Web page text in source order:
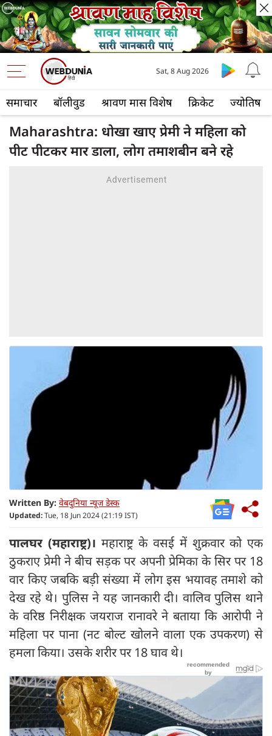
समाचार बॉलीवुड श्रावण मास विशेष क्रिकेट ज्योतिष
Sat, 8 Aug 2026
Maharashtra: धोखा खाए प्रेमी ने महिला को
पीट पीटकर मार डाला, लोग तमाशबीन बने रहे
Written By: वेबदुनिया न्यूज डेस्क
Updated:Tue, 18 Jun 2024 (21:19 IST)
पालघर (महाराष्ट्र)। महाराष्ट्र के वसई में शुक्रवार को एक
ठुकराए प्रेमी ने बीच सड़क पर अपनी प्रेमिका के सिर पर 18
वार किए जबकि बड़ी संख्या में लोग इस भयावह तमाशे को
देख रहे थे। पुलिस ने यह जानकारी दी। वालिव पुलिस थाने
के वरिष्ठ निरीक्षक जयराज रानावरे ने बताया कि आरोपी ने
महिला पर पाना (नट बोल्ट खोलने वाला एक उपकरण) से
हमला किया। उसके शरीर पर 18 घाव थे।